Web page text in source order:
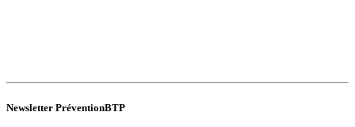
Newsletter PréventionBTP